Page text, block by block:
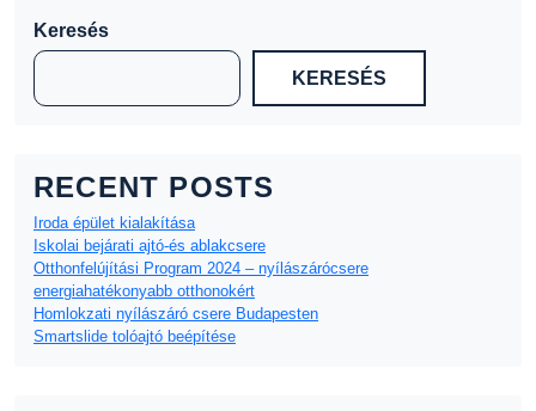
Keresés
KERESÉS
RECENT POSTS
Iroda épület kialakítása
Iskolai bejárati ajtó-és ablakcsere
Otthonfelújítási Program 2024 – nyílászárócsere
energiahatékonyabb otthonokért
Homlokzati nyílászáró csere Budapesten
Smartslide tolóajtó beépítése